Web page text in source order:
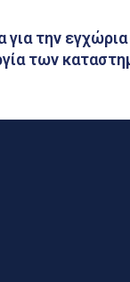
την εγχώρια
των